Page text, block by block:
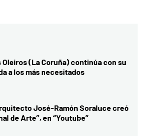
Oleiros (La Coruña) continúa con su
a los más necesitados
José-Ramón Soraluce creó
de Arte”, en “Youtube”